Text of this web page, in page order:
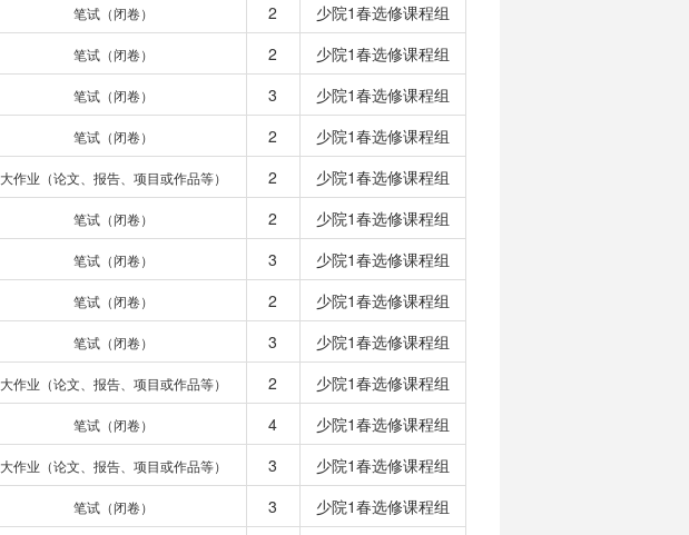
笔试（闭卷） 2
少院1春选修课程组
笔试（闭卷） 2
少院1春选修课程组
笔试（闭卷） 3
少院1春选修课程组
笔试（闭卷） 2
少院1春选修课程组
大作业（论文、报告、项目或作品等） 2
少院1春选修课程组
笔试（闭卷） 2
少院1春选修课程组
笔试（闭卷） 3
少院1春选修课程组
笔试（闭卷） 2
少院1春选修课程组
笔试（闭卷） 3
少院1春选修课程组
大作业（论文、报告、项目或作品等） 2
少院1春选修课程组
笔试（闭卷） 4
少院1春选修课程组
大作业（论文、报告、项目或作品等） 3
少院1春选修课程组
笔试（闭卷） 3
少院1春选修课程组